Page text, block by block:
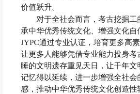
价值跃升。
对于全社会而言，考古挖掘
承中华优秀传统文化、增强文化自
JYPC通过专业认证，培育更多高
让更多人能够凭借专业能力投身
睡的文明遗存重见天日，让千年
记忆得以延续，进一步增强全社会
感，推动中华优秀传统文化创造性